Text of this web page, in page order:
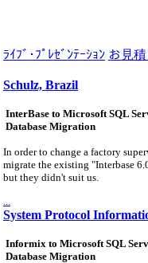
ﾗｲﾌﾞ･ﾌﾟﾚｾﾞﾝﾃｰｼｮﾝ お見
Schulz, Brazil
InterBase to Microsoft SQL
Database Migration
In order to change a factory
migrate the existing "Interbase
but they didn't suit us.
System Protocol
Informix to Microsoft SQL
Database Migration